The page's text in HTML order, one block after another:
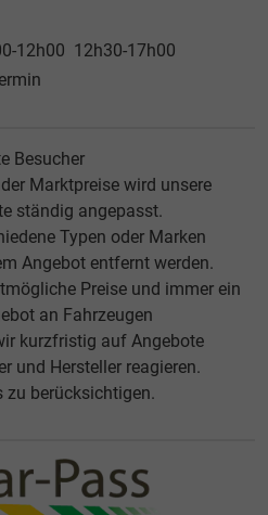
12h00 12h30-17h00
Besucher
Marktpreise wird unsere
ständig angepasst.
Typen oder Marken
Angebot entfernt werden.
Preise und immer ein
an Fahrzeugen
kurzfristig auf Angebote
und Hersteller reagieren.
zu berücksichtigen.